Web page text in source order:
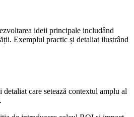
ideii principale includând
Exemplul practic și detaliat ilustrând
care setează contextul amplu al